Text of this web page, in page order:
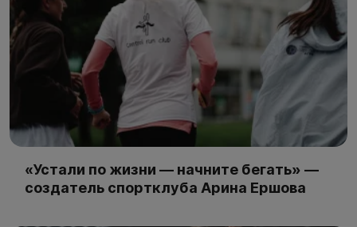
«Устали по жизни — начните бегать» —
создатель спортклуба Арина Ершова